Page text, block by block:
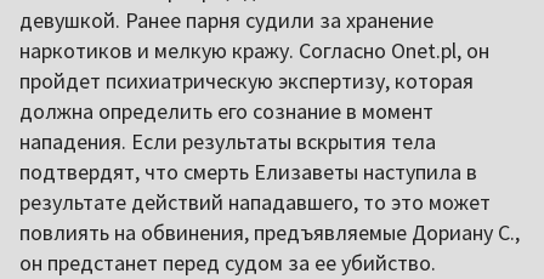
девушкой. Ранее парня судили за хранение
наркотиков и мелкую кражу. Согласно Onet.pl, он
пройдет психиатрическую экспертизу, которая
должна определить его сознание в момент
нападения. Если результаты вскрытия тела
подтвердят, что смерть Елизаветы наступила в
результате действий нападавшего, то это может
повлиять на обвинения, предъявляемые Дориану С.,
он предстанет перед судом за ее убийство.